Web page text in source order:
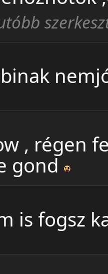
, régen
gond
is fogsz